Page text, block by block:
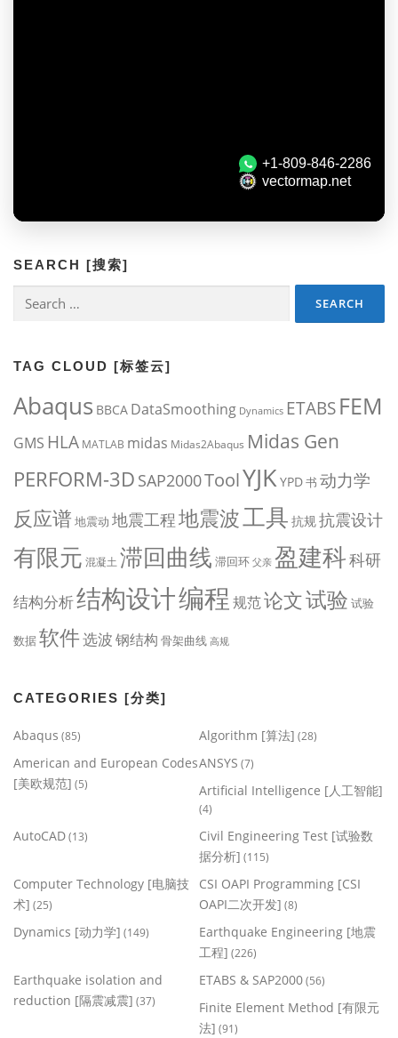
SEARCH [搜索]
for:
TAG CLOUD [标签云]
Abaqus BBCA DataSmoothing Dynamics ETABSFEM
GMS HLA MATLAB midas Midas2Abaqus Midas Gen
PERFORM-3D SAP2000ToolYJKYPD书 动力学
反应谱 地震动 地震工程地震波工具 抗规抗震设计
有限元 混凝土 滞回曲线 滞回环 父亲 盈建科科研
结构分析结构设计编程 规范论文试验 试验
数据软件选波钢结构 骨架曲线 高规
CATEGORIES [分类]
Abaqus (85) Algorithm [算法] (28)
American and European Codes
[美欧规范] (5)
ANSYS (7)
Artificial Intelligence [人工智能]
(4)
AutoCAD(13)
Civil Engineering Test [试验数
据分析] (115)
Computer Technology [电脑技
术] (25)
CSI OAPI Programming [CSI
OAPI二次开发] (8)
Dynamics [动力学] (149)
Earthquake Engineering [地震
工程] (226)
Earthquake isolation and
reduction [隔震减震] (37)
ETABS & SAP2000(56)
Finite Element Method [有限元
法] (91)